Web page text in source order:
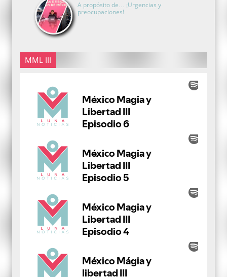
A propósito de… ¡Urgencias y
preocupaciones!
MML III